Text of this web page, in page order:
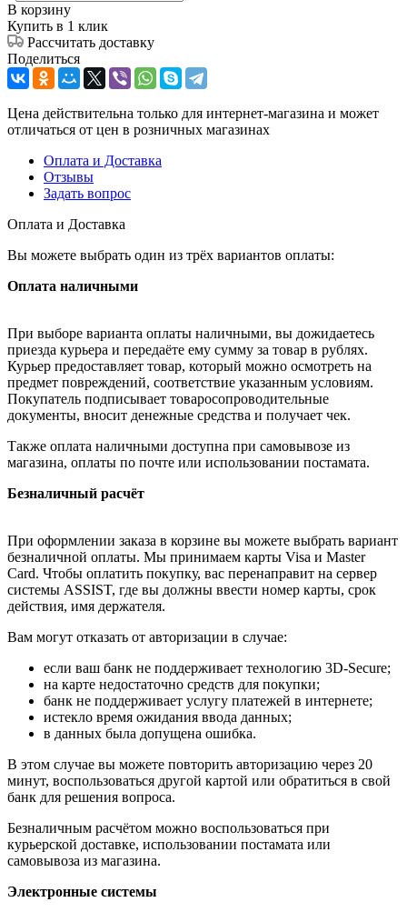
В корзину
Купить в 1 клик
Рассчитать доставку
Поделиться
Цена действительна только для интернет-магазина и может
отличаться от цен в розничных магазинах
Оплата и Доставка
Отзывы
Задать вопрос
Оплата и Доставка
Вы можете выбрать один из трёх вариантов оплаты:
Оплата наличными
При выборе варианта оплаты наличными, вы дожидаетесь
приезда курьера и передаёте ему сумму за товар в рублях.
Курьер предоставляет товар, который можно осмотреть на
предмет повреждений, соответствие указанным условиям.
Покупатель подписывает товаросопроводительные
документы, вносит денежные средства и получает чек.
Также оплата наличными доступна при самовывозе из
магазина, оплаты по почте или использовании постамата.
Безналичный расчёт
При оформлении заказа в корзине вы можете выбрать вариант
безналичной оплаты. Мы принимаем карты Visa и Master
Card. Чтобы оплатить покупку, вас перенаправит на сервер
системы ASSIST, где вы должны ввести номер карты, срок
действия, имя держателя.
Вам могут отказать от авторизации в случае:
если ваш банк не поддерживает технологию 3D-Secure;
на карте недостаточно средств для покупки;
банк не поддерживает услугу платежей в интернете;
истекло время ожидания ввода данных;
в данных была допущена ошибка.
В этом случае вы можете повторить авторизацию через 20
минут, воспользоваться другой картой или обратиться в свой
банк для решения вопроса.
Безналичным расчётом можно воспользоваться при
курьерской доставке, использовании постамата или
самовывоза из магазина.
Электронные системы